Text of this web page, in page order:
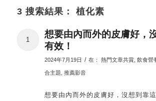
3 搜索結果： 植化素
1
想要由內而外的皮膚好，
有效！
2024年7月19日 / 在： 熱門文章共賞, 飲食營
合主題 推薦影音
想要由內而外的皮膚好，沒想到靠